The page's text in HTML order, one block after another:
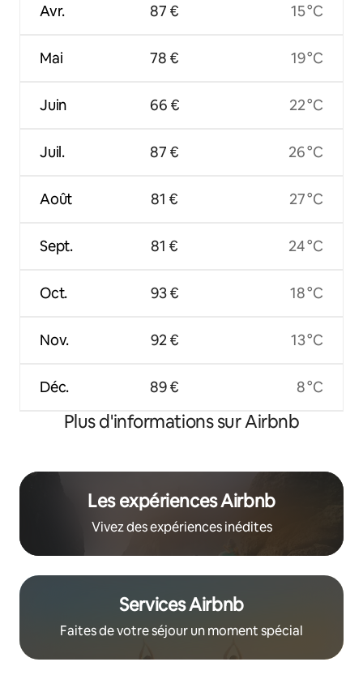
Avr.
Mai
Juin
Juil.
Août
Sept.
Oct.
Nov.
Déc.
87 €
78 €
66 €
87 €
81 €
81 €
93 €
92 €
89 €
15 °C
19 °C
22 °C
26 °C
27 °C
24 °C
18 °C
13 °C
8 °C
Plus d'informations sur Airbnb
Les expériences Airbnb
Vivez des expériences inédites
Services Airbnb
Faites de votre séjour un moment spécial